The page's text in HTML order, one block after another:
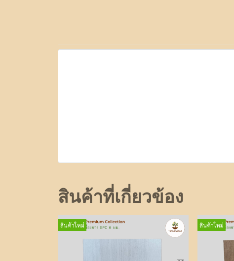
สินค้าที่เกี่ยวข้อง
สินค้าใหม่ สินค้าใหม่